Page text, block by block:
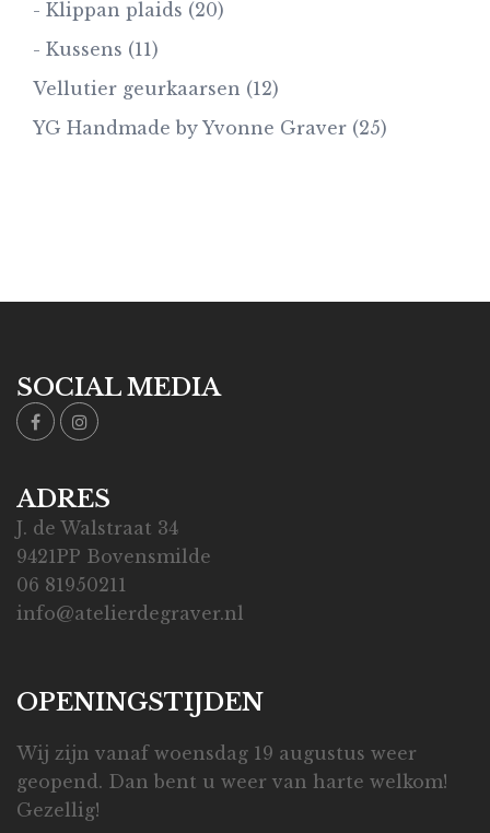
- Klippan plaids (20)
- Kussens (11)
Vellutier geurkaarsen (12)
YG Handmade by Yvonne Graver (25)
SOCIAL MEDIA
ADRES
J. de Walstraat 34
9421PP Bovensmilde
06 81950211
info@atelierdegraver.nl
OPENINGSTIJDEN
Wij zijn vanaf woensdag 19 augustus weer
geopend. Dan bent u weer van harte welkom!
Gezellig!